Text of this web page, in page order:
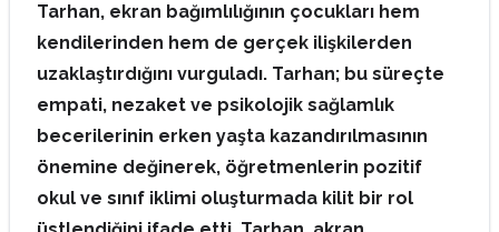
Tarhan, ekran bağımlılığının çocukları hem
kendilerinden hem de gerçek ilişkilerden
uzaklaştırdığını vurguladı. Tarhan; bu süreçte
empati, nezaket ve psikolojik sağlamlık
becerilerinin erken yaşta kazandırılmasının
önemine değinerek, öğretmenlerin pozitif
okul ve sınıf iklimi oluşturmada kilit bir rol